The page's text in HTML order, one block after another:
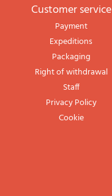
Customer service
Payment
Expeditions
Packaging
Right of withdrawal
Staff
Privacy Policy
Cookie